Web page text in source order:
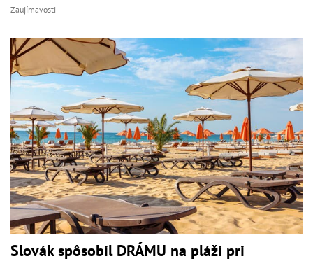
Zaujímavosti
Slovák spôsobil DRÁMU na pláži pri